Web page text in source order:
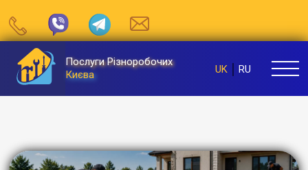
Послуги Різноробочих
Києва
UK RU